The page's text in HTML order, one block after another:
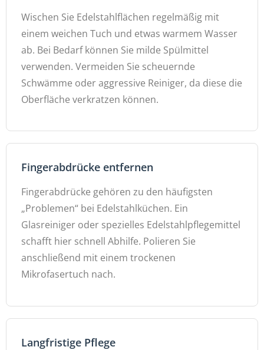
Wischen Sie Edelstahlflächen regelmäßig mit
einem weichen Tuch und etwas warmem Wasser
ab. Bei Bedarf können Sie milde Spülmittel
verwenden. Vermeiden Sie scheuernde
Schwämme oder aggressive Reiniger, da diese die
Oberfläche verkratzen können.
Fingerabdrücke entfernen
Fingerabdrücke gehören zu den häufigsten
„Problemen“ bei Edelstahlküchen. Ein
Glasreiniger oder spezielles Edelstahlpflegemittel
schafft hier schnell Abhilfe. Polieren Sie
anschließend mit einem trockenen
Mikrofasertuch nach.
Langfristige Pflege